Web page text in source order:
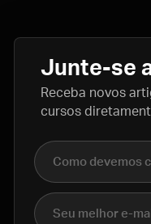
Junte-se
Receba novos
cursos
Nome completo
E-mail